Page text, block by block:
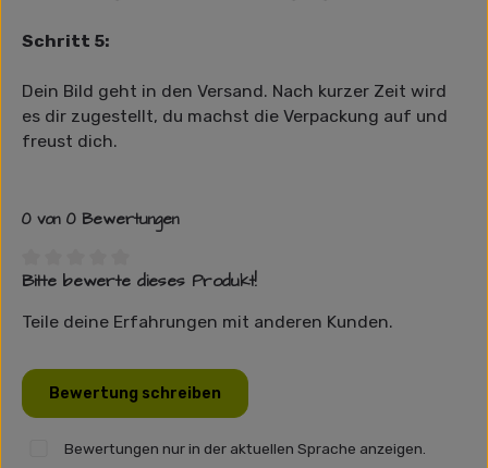
Schritt 5:
Dein Bild geht in den Versand. Nach kurzer Zeit wird
es dir zugestellt, du machst die Verpackung auf und
freust dich.
0 von 0 Bewertungen
Durchschnittliche Bewertung von 0 von 5 Sternen
Bitte bewerte dieses Produkt!
Teile deine Erfahrungen mit anderen Kunden.
Bewertung schreiben
Bewertungen nur in der aktuellen Sprache anzeigen.